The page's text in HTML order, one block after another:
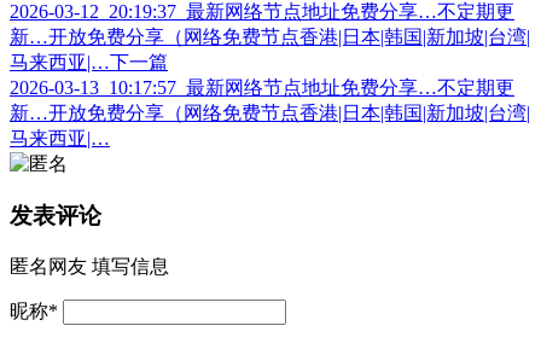
2026-03-12_20:19:37_最新网络节点地址免费分享…不定期更
新…开放免费分享（网络免费节点香港|日本|韩国|新加坡|台湾|
马来西亚|… 下一篇
2026-03-13_10:17:57_最新网络节点地址免费分享…不定期更
新…开放免费分享（网络免费节点香港|日本|韩国|新加坡|台湾|
马来西亚|…
发表评论
匿名网友 填写信息
昵称*